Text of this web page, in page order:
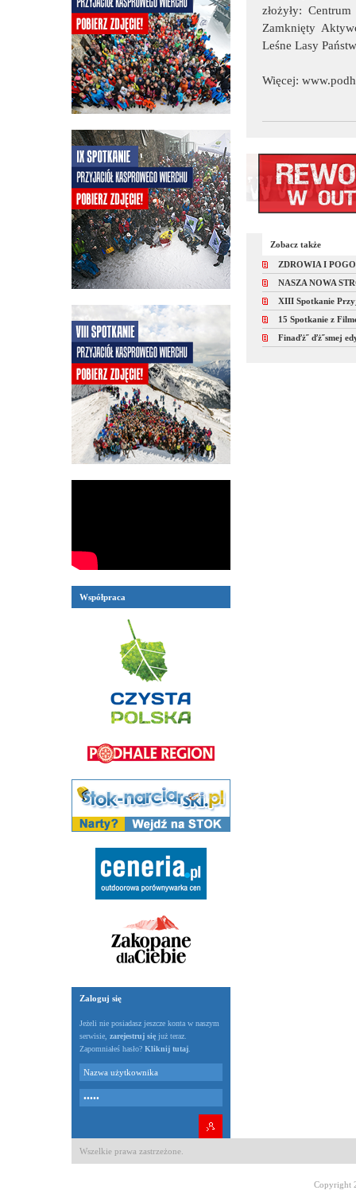
Współpraca
Zaloguj się
Jeżeli nie posiadasz jeszcze konta w naszym
serwisie, zarejestruj się już teraz.
Zapomniałeś hasło? Kliknij tutaj
złożyły:
Zamknięty
Leśne Lasy
Więcej:
Zobacz także
ZDROWIA I
NASZA NOWA
XIII Spotkanie
15 Spotkanie z
Finaďż˝ ďż˝smej
Wszelkie prawa zastrzeżone.
Copyright